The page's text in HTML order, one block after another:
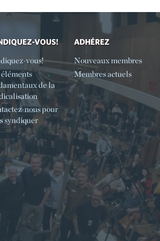
VOUS!
vous!
de la
nous pour
syndiquer
ADHÉREZ
Nouveaux membres
Membres actuels